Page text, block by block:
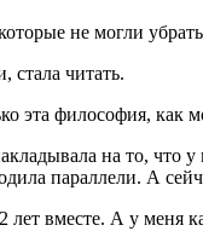
не могли
читать.
эта философия, как
на то, что
параллели. А
вместе. А у меня